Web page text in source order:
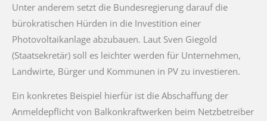
Unter anderem setzt die Bundesregierung darauf die
bürokratischen Hürden in die Investition einer
Photovoltaikanlage abzubauen. Laut Sven Giegold
(Staatsekretär) soll es leichter werden für Unternehmen,
Landwirte, Bürger und Kommunen in PV zu investieren.
Ein konkretes Beispiel hierfür ist die Abschaffung der
Anmeldepflicht von Balkonkraftwerken beim Netzbetreiber